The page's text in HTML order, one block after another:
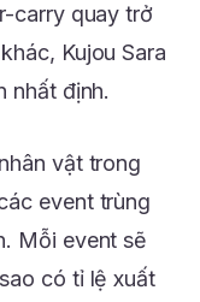
carry quay trở
Kujou Sara
nhất định.
vật trong
event trùng
Mỗi event sẽ
có tỉ lệ xuất